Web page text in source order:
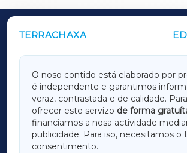
TERRACHAXA
O noso contido está elaborado por
é independente e garantimos
veraz, contrastada e de calidade.
ofrecer este servizo de forma
financiamos a nosa actividade
publicidade. Para iso, necesitamos o
consentimento.
OUTROS PERIÓDICOS
LUGOXA
TERRACHAXA